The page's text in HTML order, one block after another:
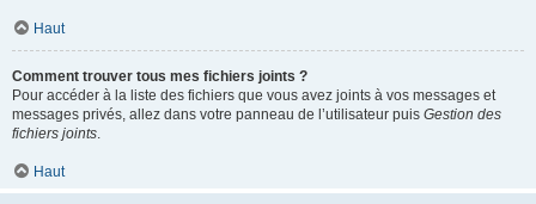
Haut
Comment trouver tous mes fichiers joints ?
Pour accéder à la liste des fichiers que vous avez joints à vos messages et
messages privés, allez dans votre panneau de l’utilisateur puis Gestion des
fichiers joints.
Haut